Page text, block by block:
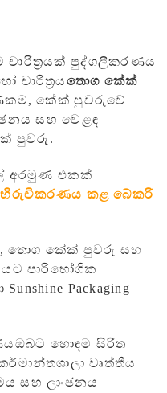
පුද්ගලීකරණය
චාරිත්‍රයතොග කේක්
කේක් පුවරුවේ
සහ වෙළඳ
පුවරු.
අරමුණ එකක්
කළ බේකරි
තොග කේක් පුවරු සහ
පාරිභෝගික
Packaging
ඔබට හොඳම සිරිත
වෘත්තීය
සහ ලාංඡනය